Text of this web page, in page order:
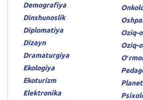
Demografiya
Dinshunoslik
Diplomatiya
Dizayn
Dramaturgiya
Ekologiya
Ekoturizm
Elektronika
Oziq-
Oziq-